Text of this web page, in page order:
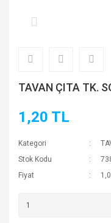
TAVAN ÇITA TK.
1,20 TL
Kategori
Stok Kodu
Fiyat